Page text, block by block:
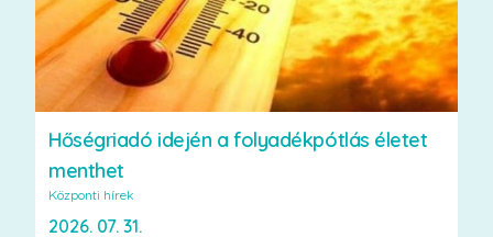
Hőségriadó idején a folyadékpótlás életet
menthet
Központi hírek
2026. 07. 31.